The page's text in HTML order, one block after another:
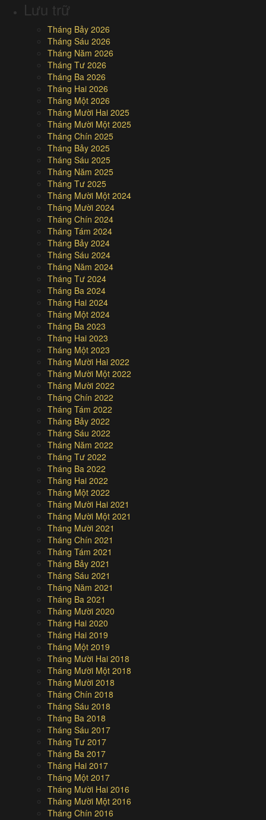
Lưu trữ
Tháng Bảy 2026
Tháng Sáu 2026
Tháng Năm 2026
Tháng Tư 2026
Tháng Ba 2026
Tháng Hai 2026
Tháng Một 2026
Tháng Mười Hai 2025
Tháng Mười Một 2025
Tháng Chín 2025
Tháng Bảy 2025
Tháng Sáu 2025
Tháng Năm 2025
Tháng Tư 2025
Tháng Mười Một 2024
Tháng Mười 2024
Tháng Chín 2024
Tháng Tám 2024
Tháng Bảy 2024
Tháng Sáu 2024
Tháng Năm 2024
Tháng Tư 2024
Tháng Ba 2024
Tháng Hai 2024
Tháng Một 2024
Tháng Ba 2023
Tháng Hai 2023
Tháng Một 2023
Tháng Mười Hai 2022
Tháng Mười Một 2022
Tháng Mười 2022
Tháng Chín 2022
Tháng Tám 2022
Tháng Bảy 2022
Tháng Sáu 2022
Tháng Năm 2022
Tháng Tư 2022
Tháng Ba 2022
Tháng Hai 2022
Tháng Một 2022
Tháng Mười Hai 2021
Tháng Mười Một 2021
Tháng Mười 2021
Tháng Chín 2021
Tháng Tám 2021
Tháng Bảy 2021
Tháng Sáu 2021
Tháng Năm 2021
Tháng Ba 2021
Tháng Mười 2020
Tháng Hai 2020
Tháng Hai 2019
Tháng Một 2019
Tháng Mười Hai 2018
Tháng Mười Một 2018
Tháng Mười 2018
Tháng Chín 2018
Tháng Sáu 2018
Tháng Ba 2018
Tháng Sáu 2017
Tháng Tư 2017
Tháng Ba 2017
Tháng Hai 2017
Tháng Một 2017
Tháng Mười Hai 2016
Tháng Mười Một 2016
Tháng Chín 2016